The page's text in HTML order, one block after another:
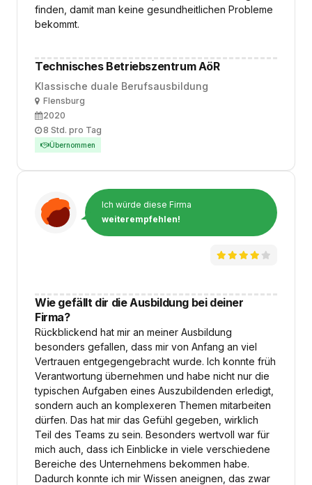
finden, damit man keine gesundheitlichen Probleme
bekommt.
Technisches Betriebszentrum AöR
Klassische duale Berufsausbildung
OrtFlensburg
Ausbildungsbeginn
2020
Arbeitszeit
8 Std. pro Tag
Übernommen
Ich würde diese Firma
weiterempfehlen!
Wie gefällt dir die Ausbildung bei deiner
Firma?
Rückblickend hat mir an meiner Ausbildung
besonders gefallen, dass mir von Anfang an viel
Vertrauen entgegengebracht wurde. Ich konnte früh
Verantwortung übernehmen und habe nicht nur die
typischen Aufgaben eines Auszubildenden erledigt,
sondern auch an komplexeren Themen mitarbeiten
dürfen. Das hat mir das Gefühl gegeben, wirklich
Teil des Teams zu sein. Besonders wertvoll war für
mich auch, dass ich Einblicke in viele verschiedene
Bereiche des Unternehmens bekommen habe.
Dadurch konnte ich mir Wissen aneignen, das zwar